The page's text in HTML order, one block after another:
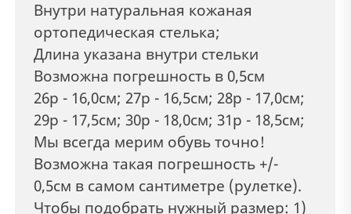
Внутри натуральная кожаная
ортопедическая стелька;
Длина указана внутри стельки
Возможна погрешность в 0,5см
26р - 16,0см; 27р - 16,5см; 28р - 17,0см;
29р - 17,5см; 30р - 18,0см; 31р - 18,5см;
Мы всегда мерим обувь точно!
Возможна такая погрешность +/-
0,5см в самом сантиметре (рулетке).
Чтобы подобрать нужный размер: 1)